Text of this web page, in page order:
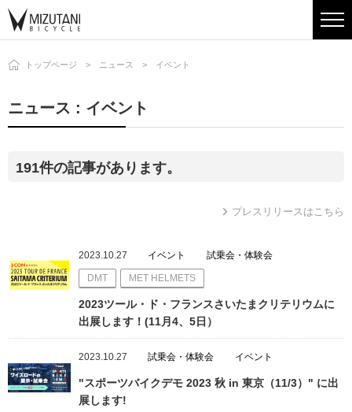
トップページ ニュース イベント
ニュース : イベント
191件の記事があります。
プレスリリースはこちら
2023.10.27 イベント 試乗会・体験会
DMT MET HELMETS
2023ツール・ド・フランスさいたまクリテリウムに
出展します！(11月4、5日）
2023.10.27 試乗会・体験会 イベント
"スポーツバイクデモ 2023 秋 in 東京（11/3）" に出
展します!